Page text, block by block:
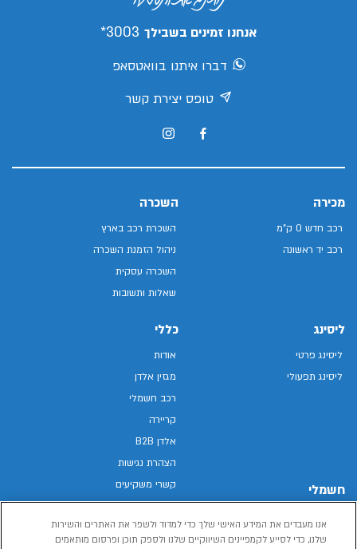
אנחנו זמינים בשבילך 3003*
דברו איתנו בוואטסאפ
טופס יצירת קשר
מכירה
רכב חדש 0 ק"מ
רכב יד ראשונה
השכרה
השכרת רכב בארץ
ניהול הזמנת השכרה
השכרה עסקית
שאלות ותשובות
ליסינג
ליסינג פרטי
ליסינג תפעולי
חשמלי
רכב חשמלי
כללי
אודות
מגזין אלדן
רכב חשמלי
קריירה
אלדן B2B
הצהרת נגישות
קשרי משקיעים
מפת האתר
מדיניות פרטיות
אנו מעבדים את המידע האישי שלך כדי למדוד ולשפר את האתרים והשירות
שלנו, כדי לסייע לקמפיינים השיווקיים שלנו ולספק תוכן ופרסום מותאמים